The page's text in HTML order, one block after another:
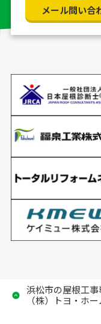
メール問い合
浜松市の屋根工事
（株）トヨ・ホ